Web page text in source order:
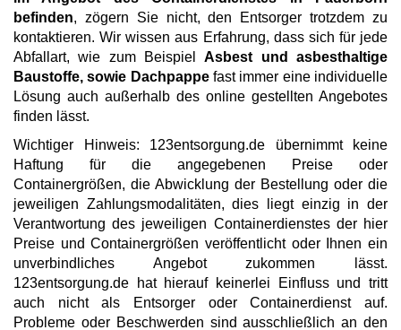
befinden, zögern Sie nicht, den Entsorger trotzdem zu
kontaktieren. Wir wissen aus Erfahrung, dass sich für jede
Abfallart, wie zum BeispielAsbest und asbesthaltige
Baustoffe, sowie Dachpappefast immer eine individuelle
Lösung auch außerhalb des online gestellten Angebotes
finden lässt.
Wichtiger Hinweis: 123entsorgung.de übernimmt keine
Haftung für die angegebenen Preise oder
Containergrößen, die Abwicklung der Bestellung oder die
jeweiligen Zahlungsmodalitäten, dies liegt einzig in der
Verantwortung des jeweiligen Containerdienstes der hier
Preise und Containergrößen veröffentlicht oder Ihnen ein
unverbindliches Angebot zukommen lässt.
123entsorgung.de hat hierauf keinerlei Einfluss und tritt
auch nicht als Entsorger oder Containerdienst auf.
Probleme oder Beschwerden sind ausschließlich an den